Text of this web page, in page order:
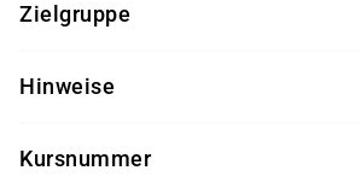
Vorkenntnisse mitbringen:
eines Computers sowie
oder 8
Zielgruppe
die eine Windows Server Infrastruktur
Hinweise
Kursnummer